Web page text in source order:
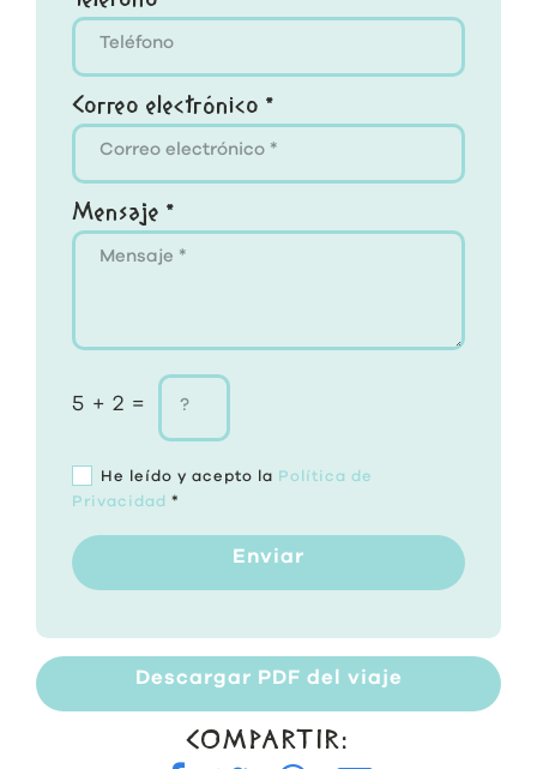
Correo electrónico *
Mensaje *
5 + 2 =
He leído y acepto la Política de
Privacidad *
Enviar
Descargar PDF del viaje
COMPARTIR: